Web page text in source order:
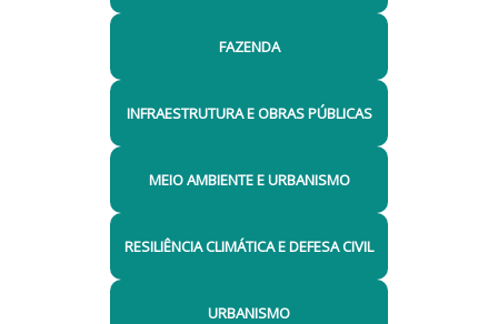
FAZENDA
INFRAESTRUTURA E OBRAS PÚBLICAS
MEIO AMBIENTE E URBANISMO
RESILIÊNCIA CLIMÁTICA E DEFESA CIVIL
URBANISMO